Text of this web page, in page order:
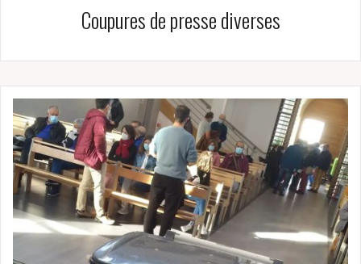
Coupures de presse diverses